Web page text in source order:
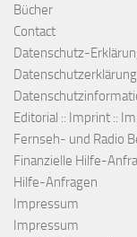
Bücher
Contact
Datenschutz-
Datenschutzerklärung
Editorial :: Imprint ::
Fernseh- und Radio
Finanzielle Hilfe-
Hilfe-Anfragen
Impressum
Impressum